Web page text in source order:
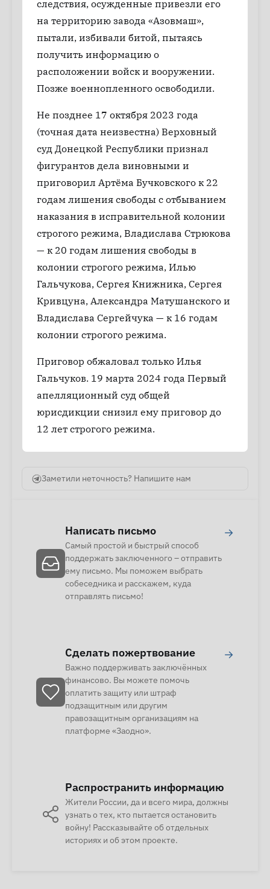
следствия, осужденные привезли его
на территорию завода «Азовмаш»,
пытали, избивали битой, пытаясь
получить информацию о
расположении войск и вооружении.
Позже военнопленного освободили.
Не позднее 17 октября 2023 года
(точная дата неизвестна) Верховный
суд Донецкой Республики признал
фигурантов дела виновными и
приговорил Артёма Бучковского к 22
годам лишения свободы с отбыванием
наказания в исправительной колонии
строгого режима, Владислава Стрюкова
— к 20 годам лишения свободы в
колонии строгого режима, Илью
Гальчукова, Сергея Книжника, Сергея
Кривцуна, Александра Матушанского и
Владислава Сергейчука — к 16 годам
колонии строгого режима.
Приговор обжаловал только Илья
Гальчуков. 19 марта 2024 года Первый
апелляционный суд общей
юрисдикции снизил ему приговор до
12 лет строгого режима.
Заметили неточность? Напишите нам
Написать письмо
Самый простой и быстрый способ
поддержать заключенного – отправить
ему письмо. Мы поможем выбрать
собеседника и расскажем, куда
отправлять письмо!
→
Сделать пожертвование
Важно поддерживать заключённых
финансово. Вы можете помочь
оплатить защиту или штраф
подзащитным или другим
правозащитным организациям на
платформе «Заодно».
→
Распространить информацию
Жители России, да и всего мира, должны
узнать о тех, кто пытается остановить
войну! Рассказывайте об отдельных
историях и об этом проекте.